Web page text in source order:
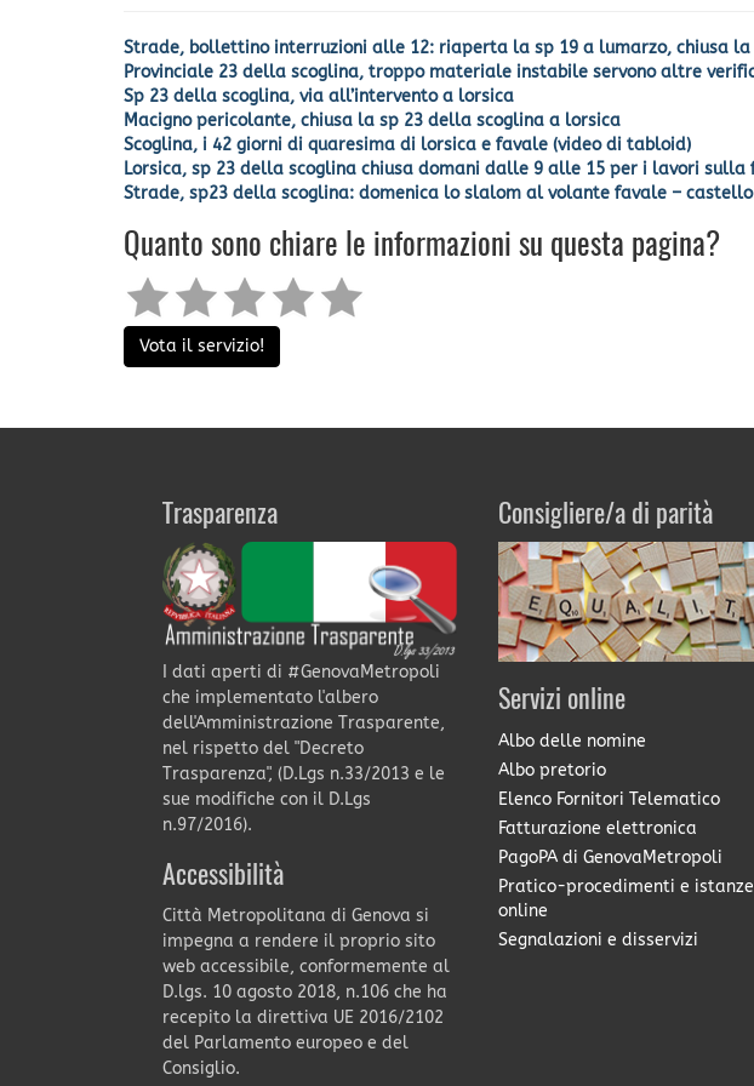
Strade, bollettino interruzioni alle 12: riaperta la sp 19 a lumarzo, chiusa
Provinciale 23 della scoglina, troppo materiale instabile servono altre
Sp 23 della scoglina, via all’intervento a lorsica
Macigno pericolante, chiusa la sp 23 della scoglina a lorsica
Scoglina, i 42 giorni di quaresima di lorsica e favale (video di tabloid)
Lorsica, sp 23 della scoglina chiusa domani dalle 9 alle 15 per i lavori sulla
Strade, sp23 della scoglina: domenica lo slalom al volante favale – castello
Quanto sono chiare le informazioni su questa pagina?
Vota il servizio!
Trasparenza
I dati aperti di #GenovaMetropoli
che implementato l'albero
dell'Amministrazione Trasparente,
nel rispetto del "Decreto
Trasparenza", (D.Lgs n.33/2013 e le
sue modifiche con il D.Lgs
n.97/2016).
Accessibilità
Città Metropolitana di Genova si
impegna a rendere il proprio sito
web accessibile, conformemente al
D.lgs. 10 agosto 2018, n.106 che ha
recepito la direttiva UE 2016/2102
del Parlamento europeo e del
Consiglio.
Consigliere/a di parità
Servizi online
Albo delle nomine
Albo pretorio
Elenco Fornitori Telematico
Fatturazione elettronica
PagoPA di GenovaMetropoli
Pratico-procedimenti e istanze
online
Segnalazioni e disservizi